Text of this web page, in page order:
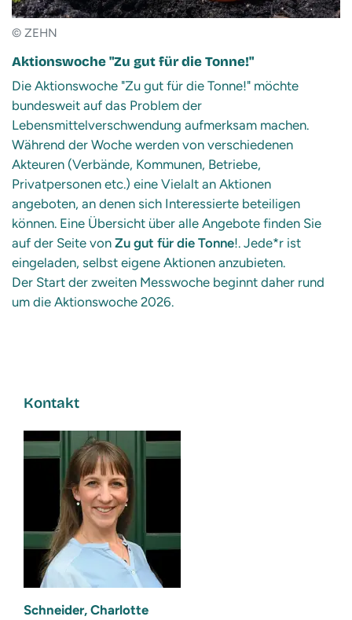
© ZEHN
Aktionswoche "Zu gut für die Tonne!"
Die Aktionswoche "Zu gut für die Tonne!" möchte
bundesweit auf das Problem der
Lebensmittelverschwendung aufmerksam machen.
Während der Woche werden von verschiedenen
Akteuren (Verbände, Kommunen, Betriebe,
Privatpersonen etc.) eine Vielalt an Aktionen
angeboten, an denen sich Interessierte beteiligen
können. Eine Übersicht über alle Angebote finden Sie
auf der Seite von Zu gut für die Tonne!. Jede*r ist
eingeladen, selbst eigene Aktionen anzubieten.
Der Start der zweiten Messwoche beginnt daher rund
um die Aktionswoche 2026.
Kontakt
Schneider, Charlotte